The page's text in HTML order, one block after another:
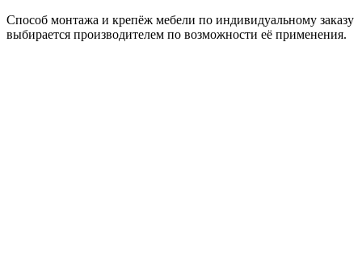
Способ монтажа и крепёж мебели по индивидуальному заказу
выбирается производителем по возможности её применения.